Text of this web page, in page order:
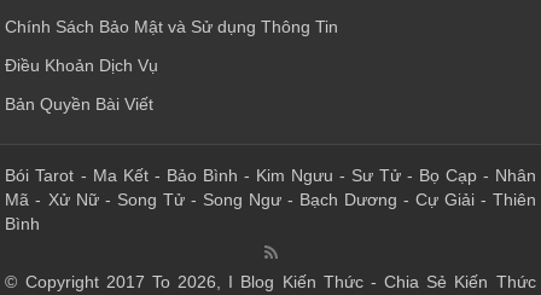
Chính Sách Bảo Mật và Sử dụng Thông Tin
Điều Khoản Dịch Vụ
Bản Quyền Bài Viết
Bói Tarot - Ma Kết- Bảo Bình - Kim Ngưu - Sư Tử- Bọ Cạp- Nhân
Mã - Xử Nữ- Song Tử- Song Ngư- Bạch Dương - Cự Giải- Thiên
Bình
© Copyright 2017 To 2026, I Blog Kiến Thức - Chia Sẻ Kiến Thức